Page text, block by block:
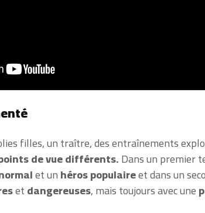
filles, un traître, des entraînements
de vue différents.Dansun premier
et unhéros populaireet dans un
etdangereuses, mais toujours avec une